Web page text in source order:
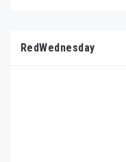
RedWednesday